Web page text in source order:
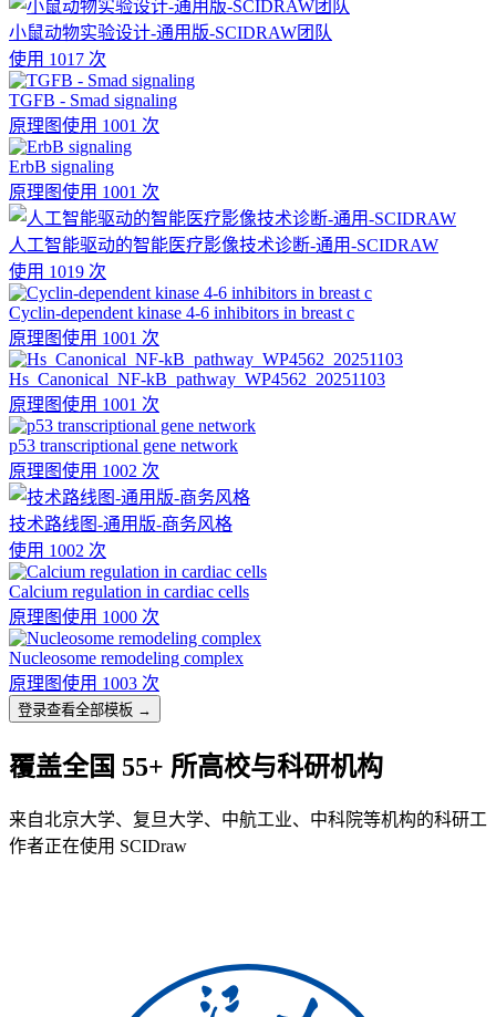
小鼠动物实验设计-通用版-SCIDRAW团队
使用 1017 次
TGFB - Smad signaling
原理图使用 1001 次
ErbB signaling
原理图使用 1001 次
人工智能驱动的智能医疗影像技术诊断-通用-SCIDRAW
使用 1019 次
Cyclin-dependent kinase 4-6 inhibitors in breast c
原理图使用 1001 次
Hs_Canonical_NF-kB_pathway_WP4562_20251103
原理图使用 1001 次
p53 transcriptional gene network
原理图使用 1002 次
技术路线图-通用版-商务风格
使用 1002 次
Calcium regulation in cardiac cells
原理图使用 1000 次
Nucleosome remodeling complex
原理图使用 1003 次
登录查看全部模板 →
覆盖全国 55+ 所高校与科研机构
来自北京大学、复旦大学、中航工业、中科院等机构的科研工
作者正在使用 SCIDraw